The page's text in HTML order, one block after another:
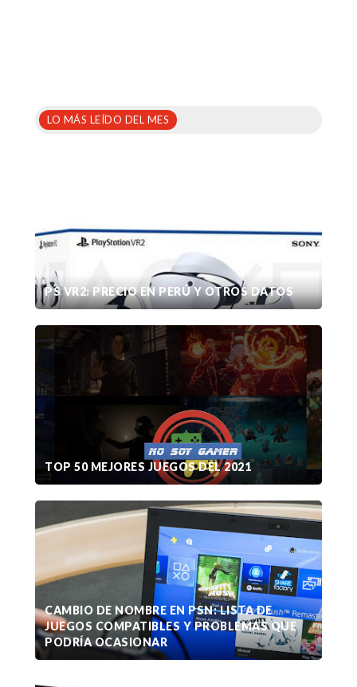
LO MÁS LEÍDO DEL MES
PS VR2: PRECIO EN PERÚ Y OTROS DATOS
TOP 50 MEJORES JUEGOS DEL 2021
CAMBIO DE NOMBRE EN PSN: LISTA DE
JUEGOS COMPATIBLES Y PROBLEMAS QUE
PODRÍA OCASIONAR